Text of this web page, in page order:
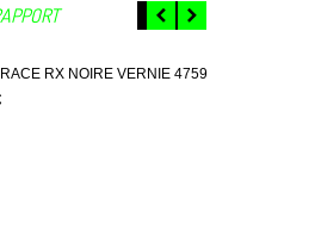
RX NOIRE VERNIE 4759